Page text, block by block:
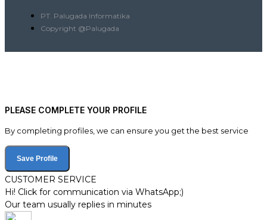
PT. Palugada Informatika
Copyright @Palugada
PLEASE COMPLETE YOUR PROFILE
By completing profiles, we can ensure you get the best service
Save Profile
CUSTOMER SERVICE
Hi! Click for communication via WhatsApp;)
Our team usually replies in minutes